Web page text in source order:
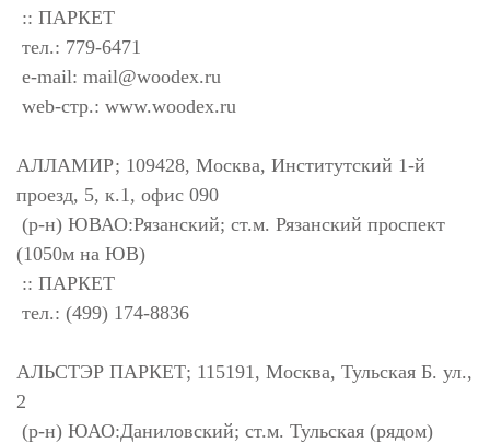
:: ПАРКЕТ
тел.: 779-6471
e-mail: mail@woodex.ru
web-стр.: www.woodex.ru
АЛЛАМИР; 109428, Москва, Институтский 1-й
проезд, 5, к.1, офис 090
(р-н) ЮВАО:Рязанский; ст.м. Рязанский проспект
(1050м на ЮВ)
:: ПАРКЕТ
тел.: (499) 174-8836
АЛЬСТЭР ПАРКЕТ; 115191, Москва, Тульская Б. ул.,
2
(р-н) ЮАО:Даниловский; ст.м. Тульская (рядом)